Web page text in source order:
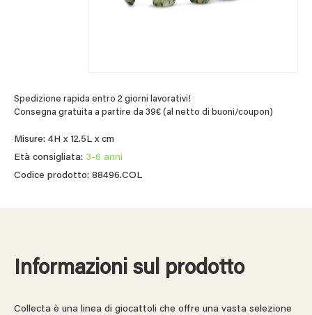
Spedizione rapida entro 2 giorni lavorativi!
Consegna gratuita a partire da 39€ (al netto di buoni/coupon)
Misure: 4H x 12.5L x cm
Età consigliata: 3-6 anni
Codice prodotto: 88496.COL
Informazioni sul prodotto
Collecta è una linea di giocattoli che offre una vasta selezione